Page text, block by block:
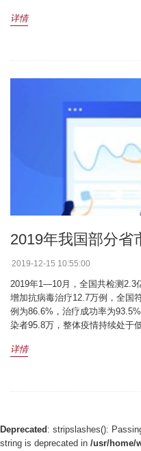
详情
2019年我国部分省
2019-12-15 10:55:00
2019年1—10月，全国共检测2.3
增加抗病毒治疗12.7万例，全国
例为86.6%，治疗成功率为
染者95.8万，整体疫情持续处于
详情
Deprecated : stripslashes():
string is deprecated in /usr/home/